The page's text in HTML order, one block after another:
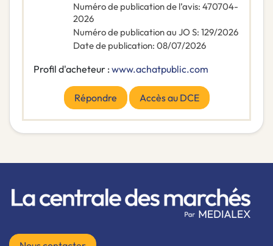
Numéro de publication de l’avis: 470704-
2026
Numéro de publication au JO S: 129/2026
Date de publication: 08/07/2026
Profil d'acheteur : www.achatpublic.com
Répondre Accès au DCE